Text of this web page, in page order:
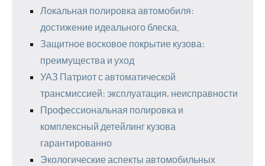
Локальная полировка автомобиля:
достижение идеального блеска.
Защитное восковое покрытие кузова:
преимущества и уход
УАЗ Патриот с автоматической
трансмиссией: эксплуатация, неисправности
Профессиональная полировка и
комплексный детейлинг кузова
гарантированно
Экологические аспекты автомобильных